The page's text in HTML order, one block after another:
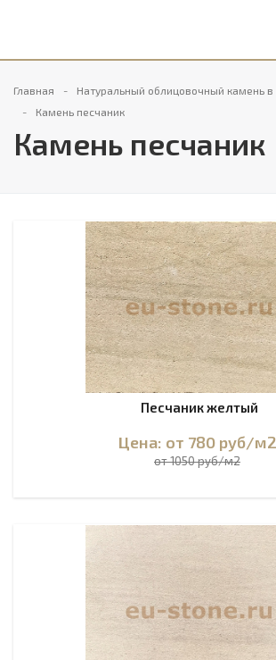
Главная
Натуральный облицовочный камень в
Камень песчаник
Камень песчаник
Песчаник желтый
Цена: от 780 руб/м2
от 1050 руб/м2